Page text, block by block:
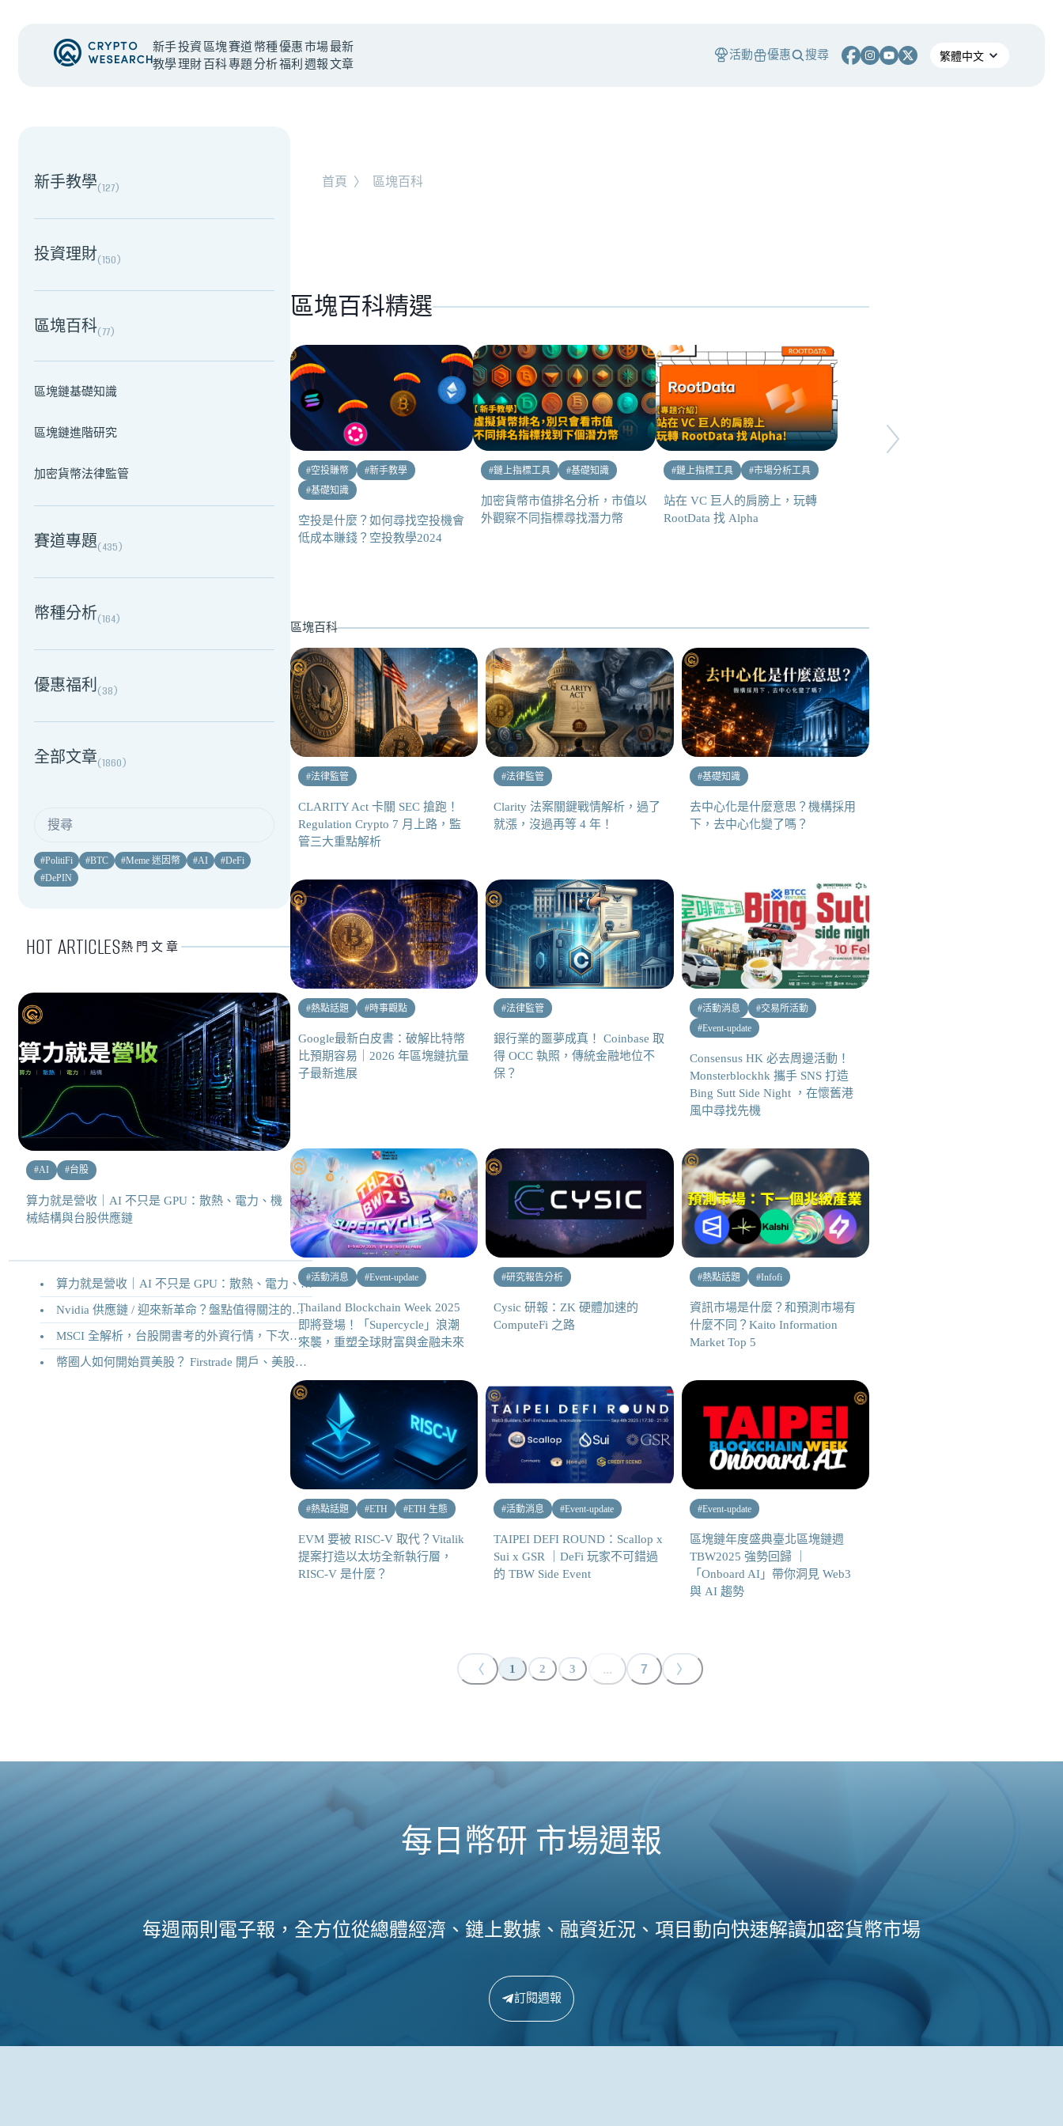
新手
教學
投資
理財
區塊
百科
賽道
專題
幣種
分析
優惠
福利
市場
週報
最新
文章
活動 優惠 搜尋
NEW EVENT
Corporate Adoption
NEW EVENT
新手教學(127)
投資理財(150)
區塊百科(77)
區塊鏈基礎知識
區塊鏈進階研究
加密貨幣法律監管
賽道專題(435)
幣種分析(164)
優惠福利(38)
全部文章(1860)
#PolitiFi #BTC #Meme 迷因幣 #AI #DeFi
#DePIN
HOT ARTICLES熱門文章
#AI #台股
算力就是營收｜AI 不只是 GPU：散熱、電力、機
械結構與台股供應鏈
算力就是營收｜AI 不只是 GPU：散熱、電力、機械結構與台股供應鏈
Nvidia 供應鏈 / 迎來新革命？盤點值得關注的二十家供應鏈企業
MSCI 全解析，台股開書考的外資行情，下次調整你準備好了嗎？
幣圈人如何開始買美股？ Firstrade 開戶、美股交易機制完整教學
首頁 〉 區塊百科
區塊百科精選
#空投賺幣 #新手教學
#基礎知識
空投是什麼？如何尋找空投機會
低成本賺錢？空投教學2024
#鏈上指標工具 #基礎知識
加密貨幣市值排名分析，市值以
外觀察不同指標尋找潛力幣
#鏈上指標工具 #市場分析工具
站在 VC 巨人的肩膀上，玩轉
RootData 找 Alpha
區塊百科
#法律監管
CLARITY Act 卡關 SEC 搶跑！
Regulation Crypto 7 月上路，監
管三大重點解析
#法律監管
Clarity 法案關鍵戰情解析，過了
就漲，沒過再等 4 年！
#基礎知識
去中心化是什麼意思？機構採用
下，去中心化變了嗎？
#熱點話題 #時事觀點
Google最新白皮書：破解比特幣
比預期容易｜2026 年區塊鏈抗量
子最新進展
#法律監管
銀行業的噩夢成真！ Coinbase 取
得 OCC 執照，傳統金融地位不
保？
#活動消息 #交易所活動
#Event-update
Consensus HK 必去周邊活動！
Monsterblockhk 攜手 SNS 打造
Bing Sutt Side Night ，在懷舊港
風中尋找先機
#活動消息 #Event-update
Thailand Blockchain Week 2025
即將登場！「Supercycle」浪潮
來襲，重塑全球財富與金融未來
#研究報告分析
Cysic 研報：ZK 硬體加速的
ComputeFi 之路
#熱點話題 #Infofi
資訊市場是什麼？和預測市場有
什麼不同？Kaito Information
Market Top 5
#熱點話題 #ETH #ETH 生態
EVM 要被 RISC-V 取代？Vitalik
提案打造以太坊全新執行層，
RISC-V 是什麼？
#活動消息 #Event-update
TAIPEI DEFI ROUND：Scallop x
Sui x GSR ｜DeFi 玩家不可錯過
的 TBW Side Event
#Event-update
區塊鏈年度盛典臺北區塊鏈週
TBW2025 強勢回歸 ｜
「Onboard AI」帶你洞見 Web3
與 AI 趨勢
〈 1 2 3 ... 7 〉
每日幣研 市場週報
每週兩則電子報，全方位從總體經濟、鏈上數據、融資近況、項目動向快速解讀加密貨幣市場
訂閱週報